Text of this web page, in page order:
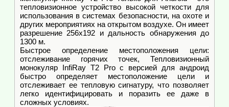
тепловизионное устройство высокой четкости для
использования в системах безопасности, на охоте и
других мероприятиях на открытом воздухе. Он имеет
разрешение 256x192 и дальность обнаружения до
1300 м.
Быстрое определение местоположения цели:
отслеживание горячих точек, Тепловизионный
монокуляр InfiRay T2 Pro с версией для андроид
быстро определяет местоположение цели и
отслеживает ее тепловую сигнатуру, что позволяет
легко идентифицировать и поразить ее даже в
сложных условиях.